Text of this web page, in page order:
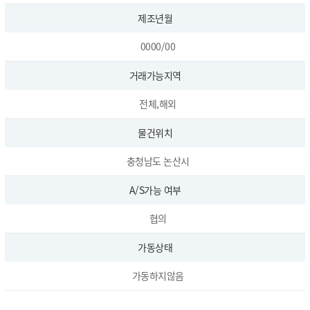
제조년월
0000/00
거래가능지역
전체,해외
물건위치
충청남도 논산시
A/S가능 여부
협의
가동상태
가동하지않음